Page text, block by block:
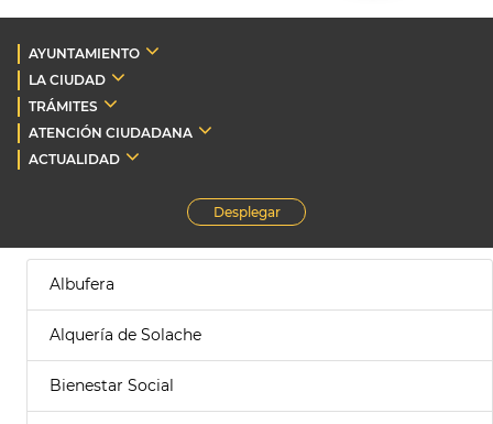
AYUNTAMIENTO
LA CIUDAD
TRÁMITES
ATENCIÓN CIUDADANA
ACTUALIDAD
Desplegar
Albufera
Alquería de Solache
Bienestar Social